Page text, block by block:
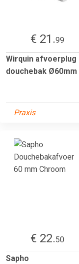
€ 21.99
Wirquin afvoerplug
douchebak Ø60mm
Praxis
€ 22.50
Sapho